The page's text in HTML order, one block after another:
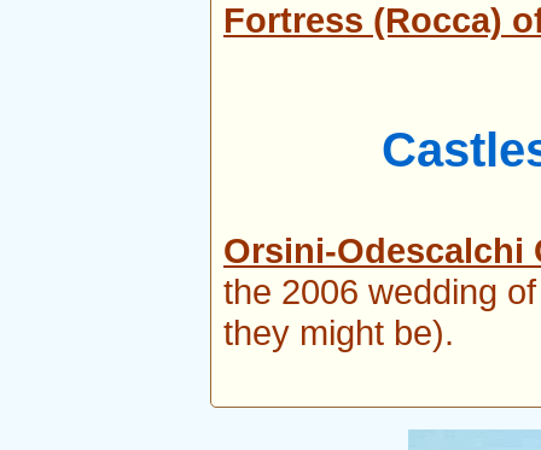
Fortress (Rocca)
Orsini-Odescalchi
the 2006 wedding
they might be).